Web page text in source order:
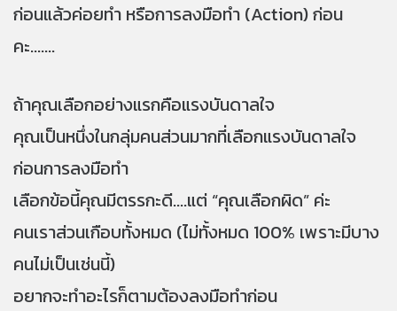
ก่อนแล้วค่อยทำ หรือการลงมือทำ (Action) ก่อน
คะ.......
ถ้าคุณเลือกอย่างแรกคือแรงบันดาลใจ
คุณเป็นหนึ่งในกลุ่มคนส่วนมากที่เลือกแรงบันดาลใจ
ก่อนการลงมือทำ
เลือกข้อนี้คุณมีตรรกะดี....แต่ “คุณเลือกผิด” ค่ะ
คนเราส่วนเกือบทั้งหมด (ไม่ทั้งหมด 100% เพราะมีบาง
คนไม่เป็นเช่นนี้)
อยากจะทำอะไรก็ตามต้องลงมือทำก่อน